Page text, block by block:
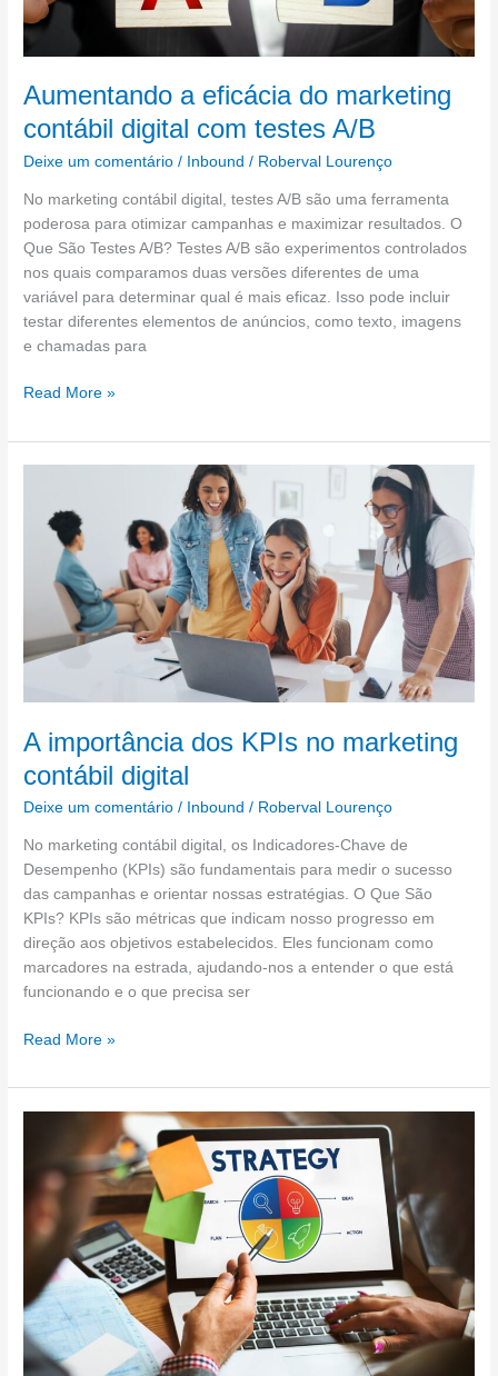
Aumentando a eficácia do marketing
contábil digital com testes A/B
Deixe um comentário / Inbound / Roberval Lourenço
No marketing contábil digital, testes A/B são uma ferramenta
poderosa para otimizar campanhas e maximizar resultados. O
Que São Testes A/B? Testes A/B são experimentos controlados
nos quais comparamos duas versões diferentes de uma
variável para determinar qual é mais eficaz. Isso pode incluir
testar diferentes elementos de anúncios, como texto, imagens
e chamadas para
com
testes
Read More »
A importância dos KPIs no marketing
contábil digital
Deixe um comentário / Inbound / Roberval Lourenço
No marketing contábil digital, os Indicadores-Chave de
Desempenho (KPIs) são fundamentais para medir o sucesso
das campanhas e orientar nossas estratégias. O Que São
KPIs? KPIs são métricas que indicam nosso progresso em
direção aos objetivos estabelecidos. Eles funcionam como
marcadores na estrada, ajudando-nos a entender o que está
funcionando e o que precisa ser
dos
marketing
contábil
digital
Read More »
objetivos
claros
mensuráveis
marketing
contábil
digital